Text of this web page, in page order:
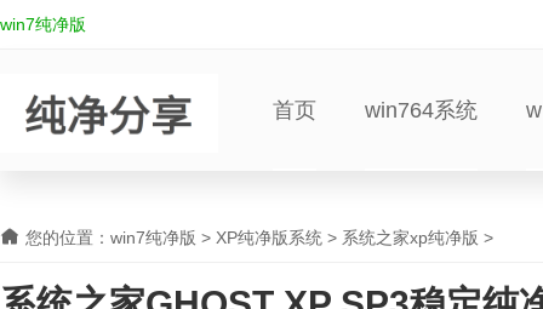
win7纯净版
首页 win764系统
您的位置： win7纯净版 > XP纯净版系统 > 系统之家xp纯净版 >